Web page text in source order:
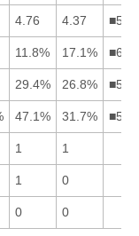
4.76 4.37
11.8% 17.1%
29.4% 26.8%
47.1% 31.7%
1 1
1 0
0 0